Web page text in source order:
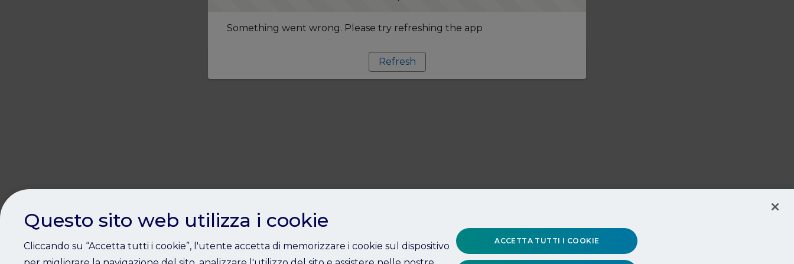
Something went wrong. Please try refreshing the app
Refresh
Questo sito web utilizza i cookie
Cliccando su “Accetta tutti i cookie”, l'utente accetta di memorizzare i cookie sul dispositivo
ACCETTA TUTTI I COOKIE